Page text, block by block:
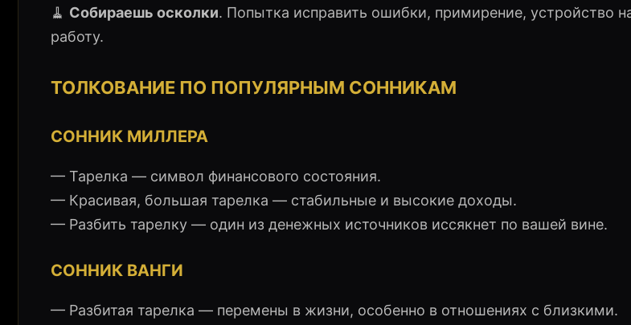
🧹 Собираешь осколки. Попытка исправить ошибки, примирение, устройство
работу.
ТОЛКОВАНИЕ ПО ПОПУЛЯРНЫМ СОННИКАМ
СОННИК МИЛЛЕРА
— Тарелка — символ финансового состояния.
— Красивая, большая тарелка — стабильные и высокие доходы.
— Разбить тарелку — один из денежных источников иссякнет по вашей вине.
СОННИК ВАНГИ
— Разбитая тарелка — перемены в жизни, особенно в отношениях с близкими.